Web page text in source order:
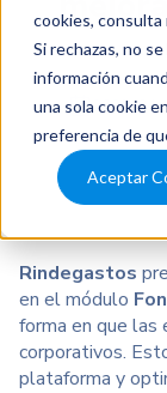
cookies, consulta
Si rechazas, no
información
una sola cookie
preferencia de
Aceptar
2025-04-
Rindegastos
en el módulo
forma en que las
corporativos.
plataforma y